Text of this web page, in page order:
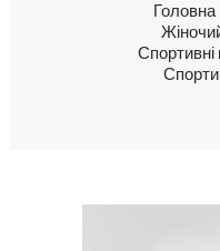
Головна
КАБІНЕТ